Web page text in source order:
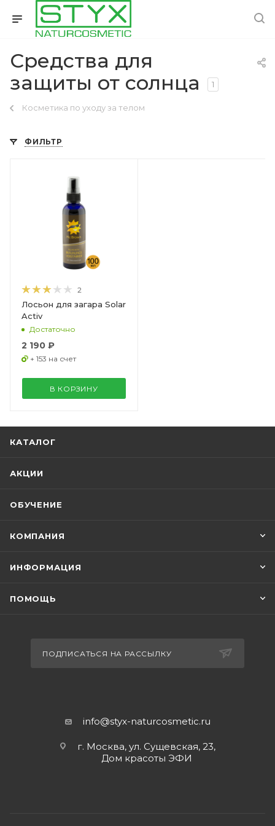
Средства для
защиты от солнца
1
Косметика по уходу за телом
ФИЛЬТР
2
Лосьон для загара Solar
Activ
Достаточно
2 190 ₽
+ 153 на счет
В КОРЗИНУ
КАТАЛОГ
АКЦИИ
ОБУЧЕНИЕ
КОМПАНИЯ
ИНФОРМАЦИЯ
ПОМОЩЬ
ПОДПИСАТЬСЯ НА РАССЫЛКУ
info@styx-naturcosmetic.ru
г. Москва, ул. Сущевская, 23,
Дом красоты ЭФИ